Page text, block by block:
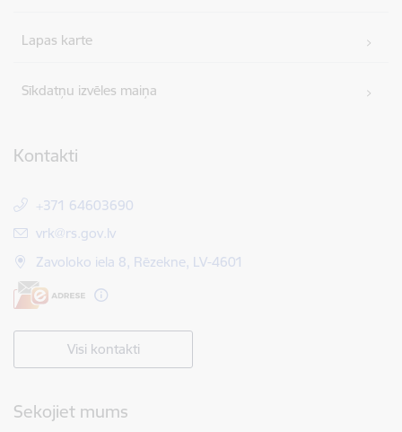
Lapas karte
Sīkdatņu izvēles maiņa
Kontakti
+371 64603690
E-pasts:
vrk@rs.gov.lv
Zavoloko iela 8, Rēzekne, LV-4601
Visi kontakti
Sekojiet mums